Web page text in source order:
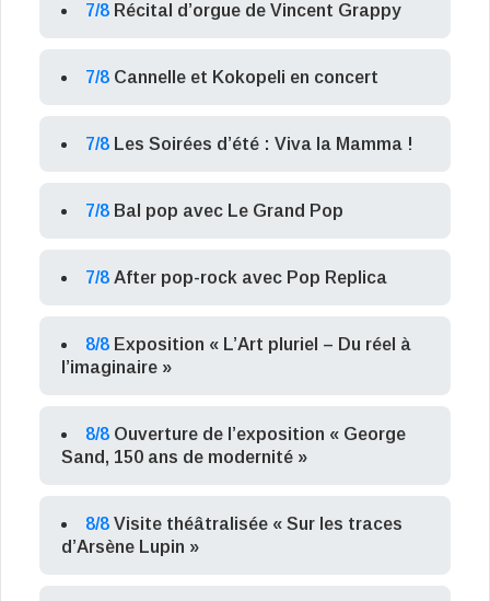
7/8 Récital d’orgue de Vincent Grappy
7/8 Cannelle et Kokopeli en concert
7/8 Les Soirées d’été : Viva la Mamma !
7/8 Bal pop avec Le Grand Pop
7/8 After pop-rock avec Pop Replica
8/8 Exposition « L’Art pluriel – Du réel à
l’imaginaire »
8/8 Ouverture de l’exposition « George
Sand, 150 ans de modernité »
8/8 Visite théâtralisée « Sur les traces
d’Arsène Lupin »